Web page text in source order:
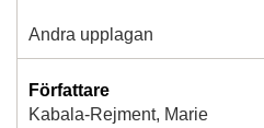
Andra upplagan
Författare
Kabala-Rejment, Marie